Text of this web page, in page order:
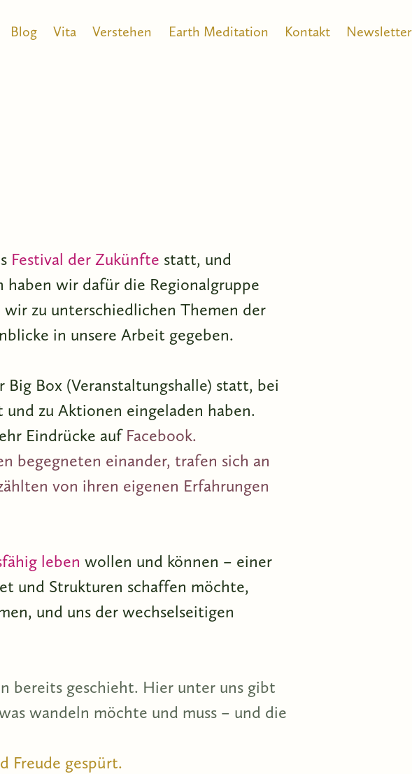
Blog Vita Verstehen Earth Meditation Kontakt Newsletter
Festival der Zukünfte statt, und
haben wir dafür die Regionalgruppe
zu unterschiedlichen Themen der
in unsere Arbeit gegeben.
Big Box (Veranstaltungshalle) statt, bei
zu Aktionen eingeladen haben.
Eindrücke aufFacebook.
begegneten einander, trafen sich an
von ihren eigenen Erfahrungen
leben wollen und können – einer
und Strukturen schaffen möchte,
und uns der wechselseitigen
bereits geschieht. Hier unter uns gibt
wandeln möchte und muss – und die
Freude gespürt.